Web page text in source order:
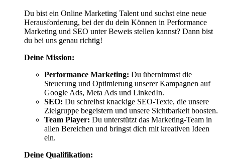
Du bist ein Online Marketing Talent und suchst eine neue
Herausforderung, bei der du dein Können in Performance
Marketing und SEO unter Beweis stellen kannst? Dann bist
du bei uns genau richtig!
Deine Mission:
Performance Marketing: Du übernimmst die
Steuerung und Optimierung unserer Kampagnen auf
Google Ads, Meta Ads und LinkedIn.
SEO: Du schreibst knackige SEO-Texte, die unsere
Zielgruppe begeistern und unsere Sichtbarkeit boosten.
Team Player: Du unterstützt das Marketing-Team in
allen Bereichen und bringst dich mit kreativen Ideen
ein.
Deine Qualifikation: